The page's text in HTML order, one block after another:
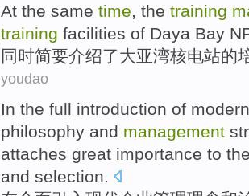
At the same time, the training
training facilities of Daya Bay
同时简要介绍了大亚湾核电站的
youdao
In the full introduction of modern
philosophy and management
attaches great importance to
and selection.